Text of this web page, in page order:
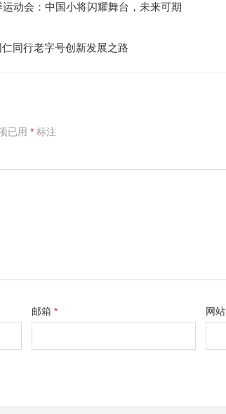
动会：中国小将闪耀舞台，未来可期
同行老字号创新发展之路
已用 * 标注
邮箱* 网站